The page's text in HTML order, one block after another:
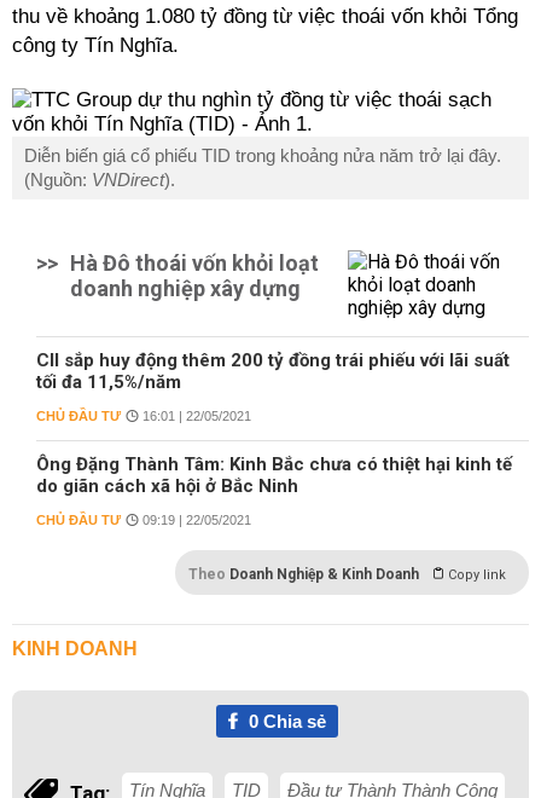
thu về khoảng 1.080 tỷ đồng từ việc thoái vốn khỏi Tổng
công ty Tín Nghĩa.
Diễn biến giá cổ phiếu TID trong khoảng nửa năm trở lại đây.
(Nguồn: VNDirect).
>> Hà Đô thoái vốn khỏi loạt
doanh nghiệp xây dựng
CII sắp huy động thêm 200 tỷ đồng trái phiếu với lãi suất
tối đa 11,5%/năm
CHỦ ĐẦU TƯ 16:01 | 22/05/2021
Ông Đặng Thành Tâm: Kinh Bắc chưa có thiệt hại kinh tế
do giãn cách xã hội ở Bắc Ninh
CHỦ ĐẦU TƯ 09:19 | 22/05/2021
Theo Doanh Nghiệp & Kinh Doanh Copy link
KINH DOANH
0Chia sẻ
Tag: Tín Nghĩa TID Đầu tư Thành Thành Công